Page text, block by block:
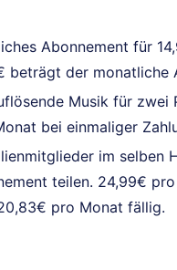
Abonnement für
beträgt der monatliche
Musik für zwei
bei einmaliger
im selben
teilen. 24,99€
pro Monat fällig.